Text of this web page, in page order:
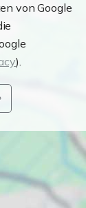
von Google
).